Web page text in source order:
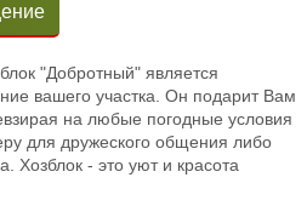
"Добротный" является
вашего участка. Он подарит Вам
на любые погодные условия
для дружеского общения либо
Хозблок - это уют и красота